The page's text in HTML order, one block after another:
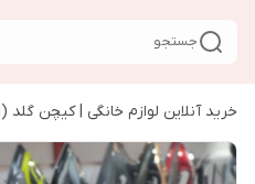
جستجو
خرید آنلاین لوازم خانگی | کیچن گلد (Kitchen Gold)